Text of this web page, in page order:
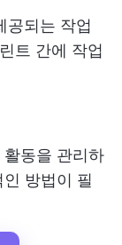
공되는 작업
트 간에 작업
동을 관리하
방법이 필